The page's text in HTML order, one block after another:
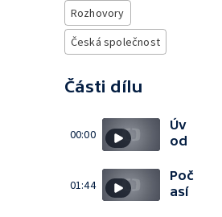
Rozhovory
Česká společnost
Části dílu
00:00
Úv
od
01:44
Poč
así